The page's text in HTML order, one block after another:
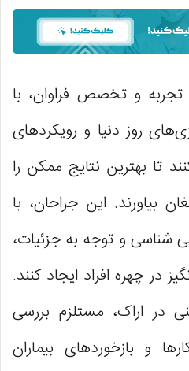
ولیعصر)
تجربه و تخصص فراوان، با
روز دنیا و رویکردهای
تا بهترین نتایج ممکن را
بیاورند. این جراحان، با
شناسی و توجه به جزئیات،
در چهره افراد ایجاد کنند.
در اراک، مستلزم بررسی
و بازخوردهای بیماران